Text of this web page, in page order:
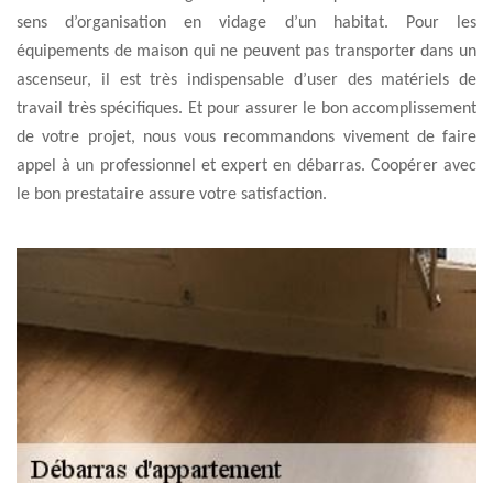
sens d’organisation en vidage d’un habitat. Pour les
équipements de maison qui ne peuvent pas transporter dans un
ascenseur, il est très indispensable d’user des matériels de
travail très spécifiques. Et pour assurer le bon accomplissement
de votre projet, nous vous recommandons vivement de faire
appel à un professionnel et expert en débarras. Coopérer avec
le bon prestataire assure votre satisfaction.